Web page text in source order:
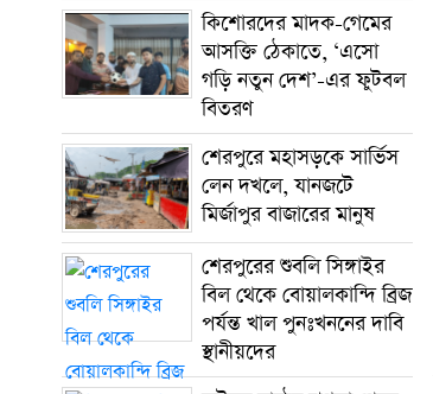
কিশোরদের মাদক-গেমের
আসক্তি ঠেকাতে, ‘এসো
গড়ি নতুন দেশ’-এর ফুটবল
বিতরণ
শেরপুরে মহাসড়কে সার্ভিস
লেন দখলে, যানজটে
মির্জাপুর বাজারের মানুষ
শেরপুরের শুবলি সিঙ্গাইর
বিল থেকে বোয়ালকান্দি ব্রিজ
পর্যন্ত খাল পুনঃখননের দাবি
স্থানীয়দের